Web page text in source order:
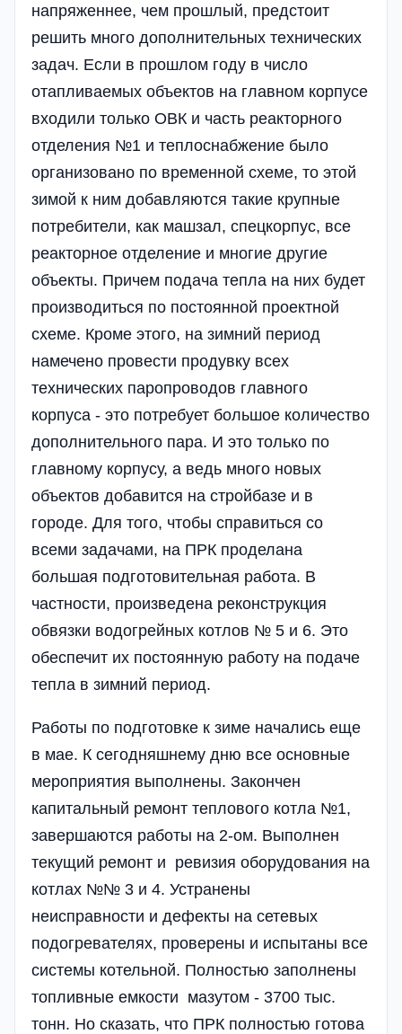
напряженнее, чем прошлый, предстоит
решить много дополнительных технических
задач. Если в прошлом году в число
отапливаемых объектов на главном корпусе
входили только ОВК и часть реакторного
отделения №1 и теплоснабжение было
организовано по временной схеме, то этой
зимой к ним добавляются такие крупные
потребители, как машзал, спецкорпус, все
реакторное отделение и многие другие
объекты. Причем подача тепла на них будет
производиться по постоянной проектной
схеме. Кроме этого, на зимний период
намечено провести продувку всех
технических паропроводов главного
корпуса - это потребует большое количество
дополнительного пара. И это только по
главному корпусу, а ведь много новых
объектов добавится на стройбазе и в
городе. Для того, чтобы справиться со
всеми задачами, на ПРК проделана
большая подготовительная работа. В
частности, произведена реконструкция
обвязки водогрейных котлов № 5 и 6. Это
обеспечит их постоянную работу на подаче
тепла в зимний период.
Работы по подготовке к зиме начались еще
в мае. К сегодняшнему дню все основные
мероприятия выполнены. Закончен
капитальный ремонт теплового котла №1,
завершаются работы на 2-ом. Выполнен
текущий ремонт и ревизия оборудования на
котлах №№ 3 и 4. Устранены
неисправности и дефекты на сетевых
подогревателях, проверены и испытаны все
системы котельной. Полностью заполнены
топливные емкости мазутом - 3700 тыс.
тонн. Но сказать, что ПРК полностью готова